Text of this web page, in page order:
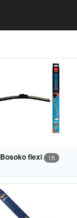
Bosoko flexi 15